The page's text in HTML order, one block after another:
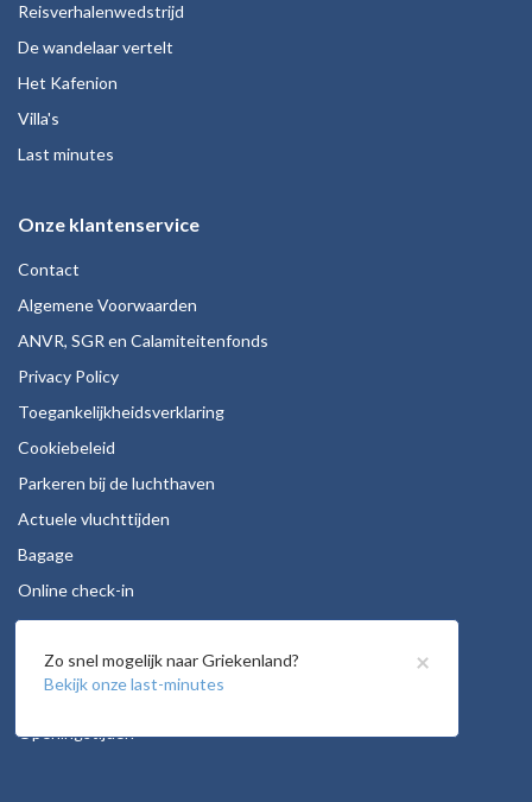
Reisverhalenwedstrijd
De wandelaar vertelt
Het Kafenion
Villa's
Last minutes
Onze klantenservice
Contact
Algemene Voorwaarden
ANVR, SGR en Calamiteitenfonds
Privacy Policy
Toegankelijkheidsverklaring
Cookiebeleid
Parkeren bij de luchthaven
Actuele vluchttijden
Bagage
Online check-in
Stoelreservering
Autohuur
Vacatures
Openingstijden
×
Zo snel mogelijk naar Griekenland?
Bekijk onze last-minutes